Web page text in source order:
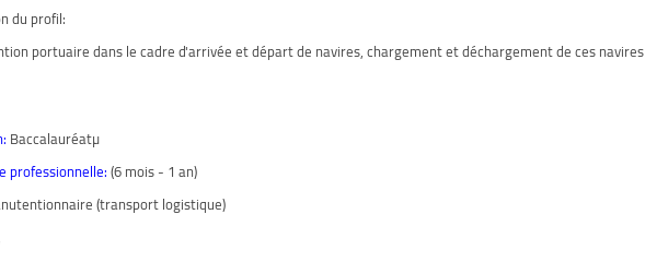
du profil:
portuaire dans le cadre d'arrivée et départ de navires, chargement et déchargement de ces navires
Baccalauréatµ
professionnelle:(6 mois - 1 an)
(transport logistique)